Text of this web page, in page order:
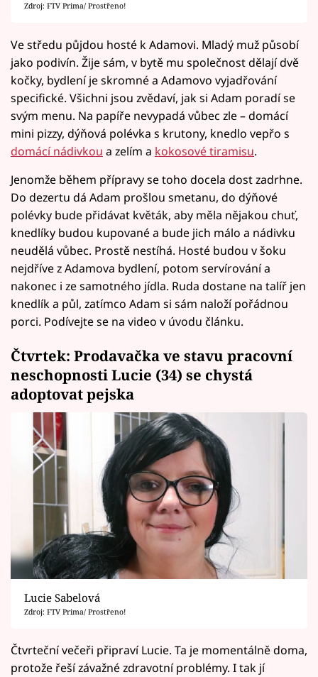
Zdroj: FTV Prima/ Prostřeno!
Ve středu půjdou hosté k Adamovi. Mladý muž působí
jako podivín. Žije sám, v bytě mu společnost dělají dvě
kočky, bydlení je skromné a Adamovo vyjadřování
specifické. Všichni jsou zvědaví, jak si Adam poradí se
svým menu. Na papíře nevypadá vůbec zle – domácí
mini pizzy, dýňová polévka s krutony, knedlo vepřo s
domácí nádivkou a zelím a kokosové tiramisu.
Jenomže během přípravy se toho docela dost zadrhne.
Do dezertu dá Adam prošlou smetanu, do dýňové
polévky bude přidávat květák, aby měla nějakou chuť,
knedlíky budou kupované a bude jich málo a nádivku
neudělá vůbec. Prostě nestíhá. Hosté budou v šoku
nejdříve z Adamova bydlení, potom servírování a
nakonec i ze samotného jídla. Ruda dostane na talíř jen
knedlík a půl, zatímco Adam si sám naloží pořádnou
porci. Podívejte se na video v úvodu článku.
Čtvrtek: Prodavačka ve stavu pracovní
neschopnosti Lucie (34) se chystá
adoptovat pejska
Lucie Sabelová
Zdroj: FTV Prima/ Prostřeno!
Čtvrteční večeři připraví Lucie. Ta je momentálně doma,
protože řeší závažné zdravotní problémy. I tak jí